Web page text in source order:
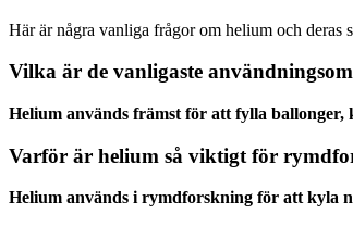
Här är några vanliga frågor om helium och deras
Vilka är de vanligaste
Helium används främst för att fylla
Varför är helium så viktigt för
Helium används i rymdforskning för att kyla